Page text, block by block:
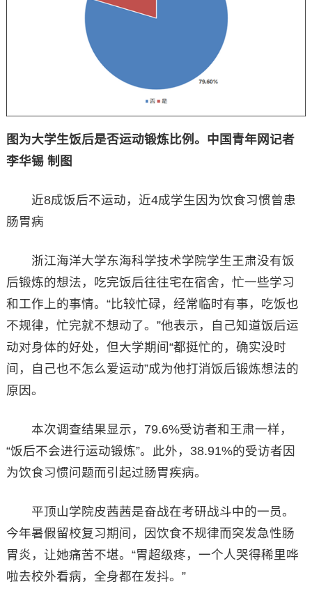
图为大学生饭后是否运动锻炼比例。中国青年网记者
李华锡 制图
近8成饭后不运动，近4成学生因为饮食习惯曾患
肠胃病
浙江海洋大学东海科学技术学院学生王肃没有饭
后锻炼的想法，吃完饭后往往宅在宿舍，忙一些学习
和工作上的事情。“比较忙碌，经常临时有事，吃饭也
不规律，忙完就不想动了。”他表示，自己知道饭后运
动对身体的好处，但大学期间“都挺忙的，确实没时
间，自己也不怎么爱运动”成为他打消饭后锻炼想法的
原因。
本次调查结果显示，79.6%受访者和王肃一样，
“饭后不会进行运动锻炼”。此外，38.91%的受访者因
为饮食习惯问题而引起过肠胃疾病。
平顶山学院皮茜茜是奋战在考研战斗中的一员。
今年暑假留校复习期间，因饮食不规律而突发急性肠
胃炎，让她痛苦不堪。“胃超级疼，一个人哭得稀里哗
啦去校外看病，全身都在发抖。”